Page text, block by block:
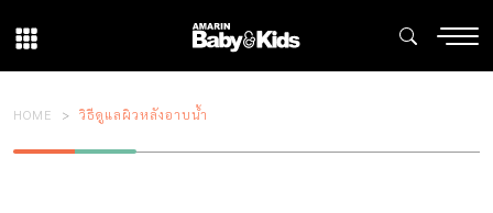
HOME วิธีดูแลผิวหลังอาบน้ำ